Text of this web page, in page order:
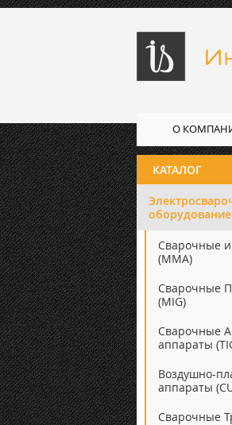
КАТАЛОГ
оборудование
Сварочные
(ММА)
Сварочные
(MIG)
Сварочные
аппараты
Воздушно-
аппараты
Сварочные
О